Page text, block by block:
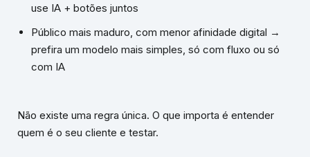
use IA + botões juntos
Público mais maduro, com menor afinidade digital →
prefira um modelo mais simples, só com fluxo ou só
com IA
Não existe uma regra única. O que importa é entender
quem é o seu cliente e testar.